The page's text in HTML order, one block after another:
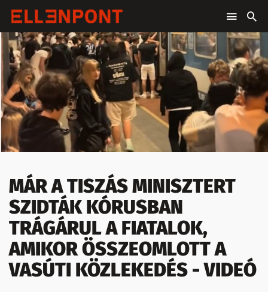
MÁR A TISZÁS MINISZTERT
SZIDTÁK KÓRUSBAN
TRÁGÁRUL A FIATALOK,
AMIKOR ÖSSZEOMLOTT A
VASÚTI KÖZLEKEDÉS - VIDEÓ